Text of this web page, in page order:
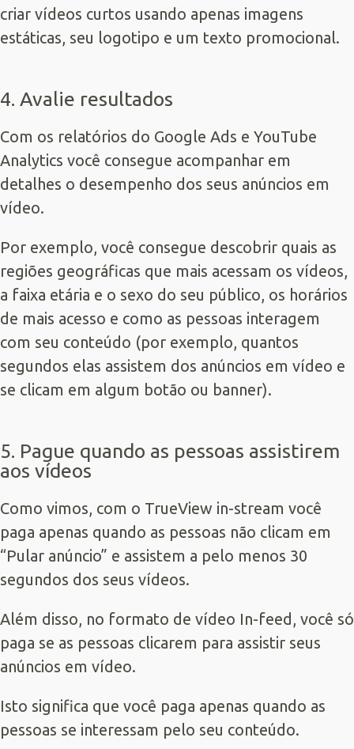
criar vídeos curtos usando apenas imagens
estáticas, seu logotipo e um texto promocional.
4. Avalie resultados
Com os relatórios do Google Ads e YouTube
Analytics você consegue acompanhar em
detalhes o desempenho dos seus anúncios em
vídeo.
Por exemplo, você consegue descobrir quais as
regiões geográficas que mais acessam os vídeos,
a faixa etária e o sexo do seu público, os horários
de mais acesso e como as pessoas interagem
com seu conteúdo (por exemplo, quantos
segundos elas assistem dos anúncios em vídeo e
se clicam em algum botão ou banner).
5. Pague quando as pessoas assistirem
aos vídeos
Como vimos, com o TrueView in-stream você
paga apenas quando as pessoas não clicam em
“Pular anúncio” e assistem a pelo menos 30
segundos dos seus vídeos.
Além disso, no formato de vídeo In-feed, você só
paga se as pessoas clicarem para assistir seus
anúncios em vídeo.
Isto significa que você paga apenas quando as
pessoas se interessam pelo seu conteúdo.